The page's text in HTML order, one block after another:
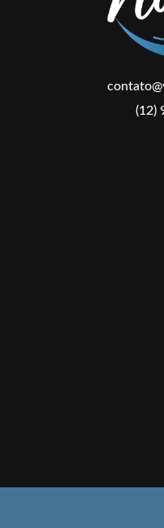
(12)